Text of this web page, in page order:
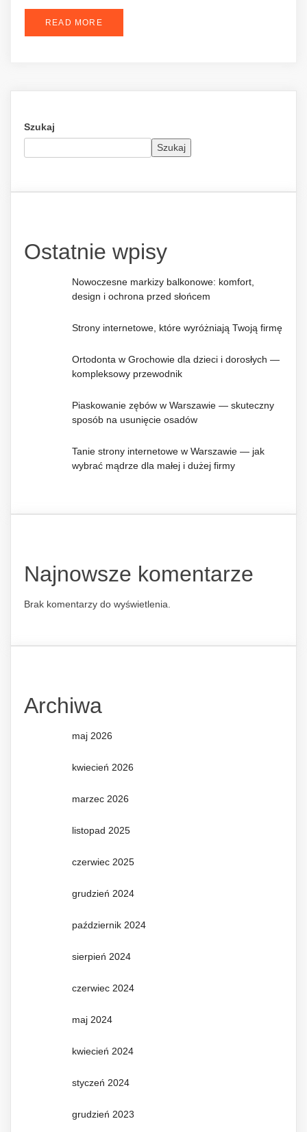
READ MORE
Szukaj
Szukaj
Ostatnie wpisy
Nowoczesne markizy balkonowe: komfort,
design i ochrona przed słońcem
Strony internetowe, które wyróżniają Twoją firmę
Ortodonta w Grochowie dla dzieci i dorosłych —
kompleksowy przewodnik
Piaskowanie zębów w Warszawie — skuteczny
sposób na usunięcie osadów
Tanie strony internetowe w Warszawie — jak
wybrać mądrze dla małej i dużej firmy
Najnowsze komentarze
Brak komentarzy do wyświetlenia.
Archiwa
maj 2026
kwiecień 2026
marzec 2026
listopad 2025
czerwiec 2025
grudzień 2024
październik 2024
sierpień 2024
czerwiec 2024
maj 2024
kwiecień 2024
styczeń 2024
grudzień 2023